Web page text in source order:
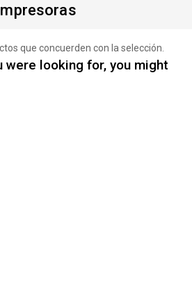
que concuerden con la selección.
were looking for, you might